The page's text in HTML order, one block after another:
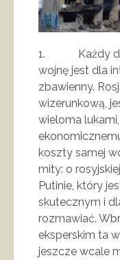
1. Każdy
wojnę jest dla
zbawienny.
wizerunkową,
wieloma
koszty samej
mity: o
Putinie, który
skutecznym i
rozmawiać.
eksperskim ta
jeszcze wcale